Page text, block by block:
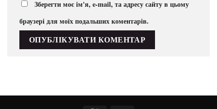
Зберегти моє ім'я, e-mail, та адресу сайту в цьому
браузері для моїх подальших коментарів.